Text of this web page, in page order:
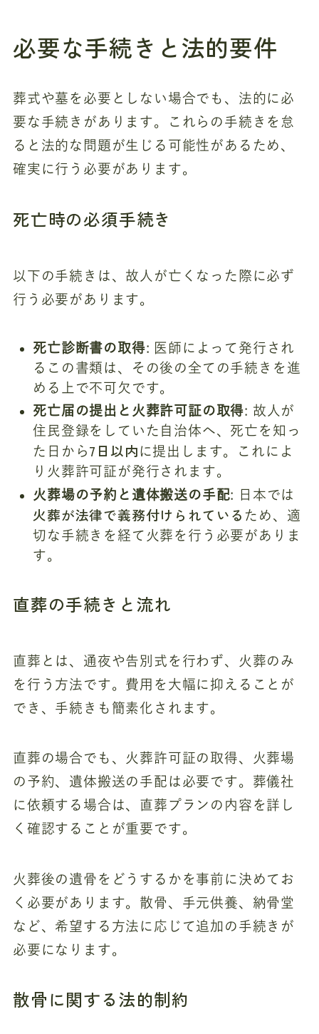
必要な手続きと法的要件
葬式や墓を必要としない場合でも、法的に必
要な手続きがあります。これらの手続きを怠
ると法的な問題が生じる可能性があるため、
確実に行う必要があります。
死亡時の必須手続き
以下の手続きは、故人が亡くなった際に必ず
行う必要があります。
死亡診断書の取得: 医師によって発行され
るこの書類は、その後の全ての手続きを進
める上で不可欠です。
死亡届の提出と火葬許可証の取得: 故人が
住民登録をしていた自治体へ、死亡を知っ
た日から 7日以内 に提出します。これによ
り火葬許可証が発行されます。
火葬場の予約と遺体搬送の手配: 日本では
火葬が法律で義務付けられている ため、適
切な手続きを経て火葬を行う必要がありま
す。
直葬の手続きと流れ
直葬とは、通夜や告別式を行わず、火葬のみ
を行う方法です。費用を大幅に抑えることが
でき、手続きも簡素化されます。
直葬の場合でも、火葬許可証の取得、火葬場
の予約、遺体搬送の手配は必要です。葬儀社
に依頼する場合は、直葬プランの内容を詳し
く確認することが重要です。
火葬後の遺骨をどうするかを事前に決めてお
く必要があります。散骨、手元供養、納骨堂
など、希望する方法に応じて追加の手続きが
必要になります。
散骨に関する法的制約